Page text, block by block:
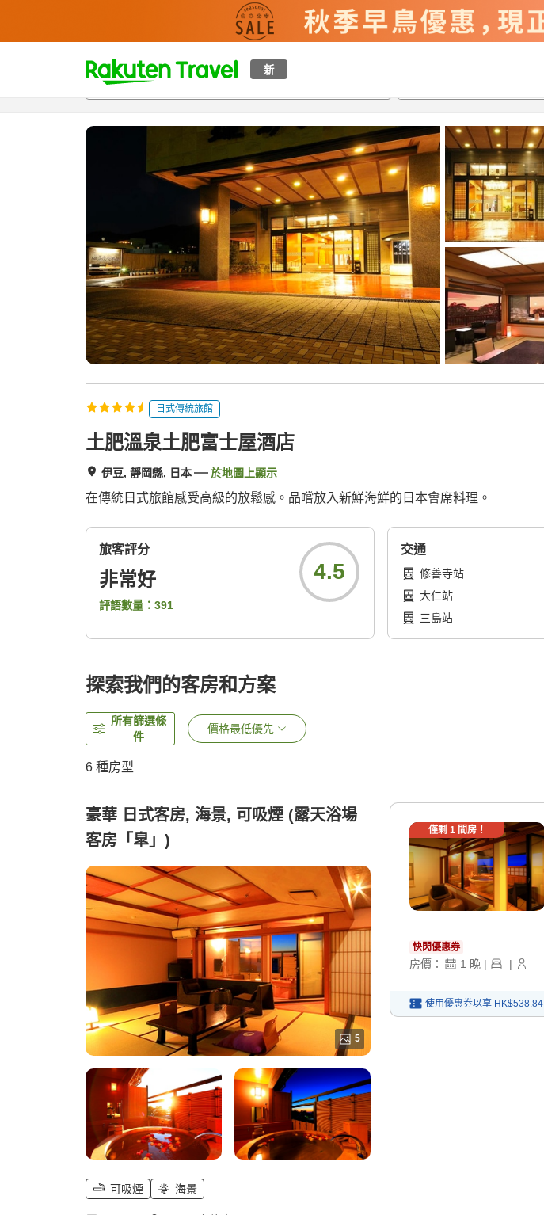
新
t
p
a
r
c
h
概覽房間及住宿方案 評價特色設施
日式傳統旅館
土肥溫泉土肥富士屋酒店
伊豆, 靜岡縣, 日本 於地圖上顯示
在傳統日式旅館感受高級的放鬆感。品嚐放入新鮮海鮮的日本會席料理。
旅客評分
非常好
評語數量： 391
4.5
交通
修善寺站
大仁站
三島站
探索我們的客房和方案
所有篩選條
件
價格最低優先
6 種房型
豪華 日式客房, 海景, 可吸煙 (露天浴場
客房「皐」)
5
可吸煙 海景
僅剩 1間房！
快閃優惠券
房價： 1 晚 | |
使用優惠券以享 HK$538.84